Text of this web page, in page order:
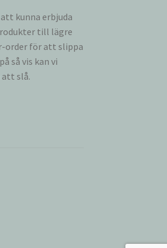
kunna erbjuda
till lägre
order för att slippa
så vis kan vi
att slå.